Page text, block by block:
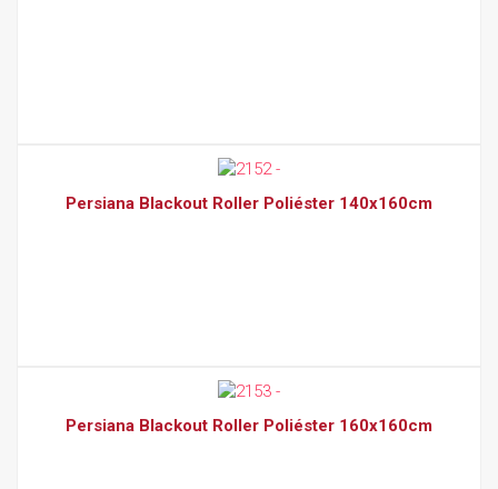
Persiana Blackout Roller Poliéster 140x160cm
Persiana Blackout Roller Poliéster 160x160cm